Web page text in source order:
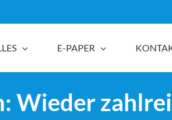
E-PAPER
Wieder